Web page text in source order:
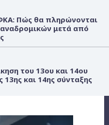
Πώς θα πληρώνονται
μετά από
του 13ου και 14ου
και 14ης σύνταξης